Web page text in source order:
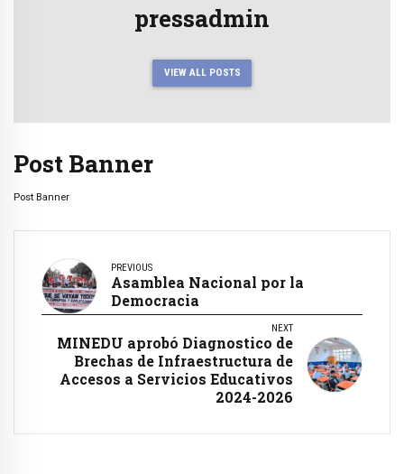
pressadmin
VIEW ALL POSTS
Post Banner
Post Banner
PREVIOUS
Asamblea Nacional por la
Democracia
NEXT
MINEDU aprobó Diagnostico de
Brechas de Infraestructura de
Accesos a Servicios Educativos
2024-2026